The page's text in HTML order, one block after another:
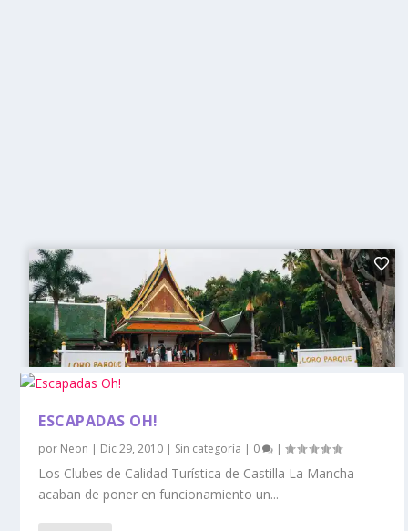
ESCAPADAS OH!
por Neon | Dic 29, 2010 | Sin categoría | 0 |
Los Clubes de Calidad Turística de Castilla La Mancha
acaban de poner en funcionamiento un...